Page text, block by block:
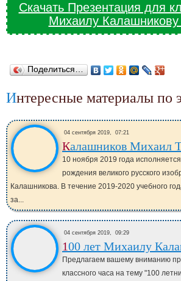
Скачать Презентация для
Михаилу Калашникову
Поделиться…
Интересные материалы по
04 сентября 2019, 07:21
Калашников Михаил
10 ноября 2019 года
рождения великого русского
Калашникова. В течение 2019-2020 учебного
за...
04 сентября 2019, 09:29
100 лет Михаилу
Предлагаем вашему вниманию
классного часа на тему "100